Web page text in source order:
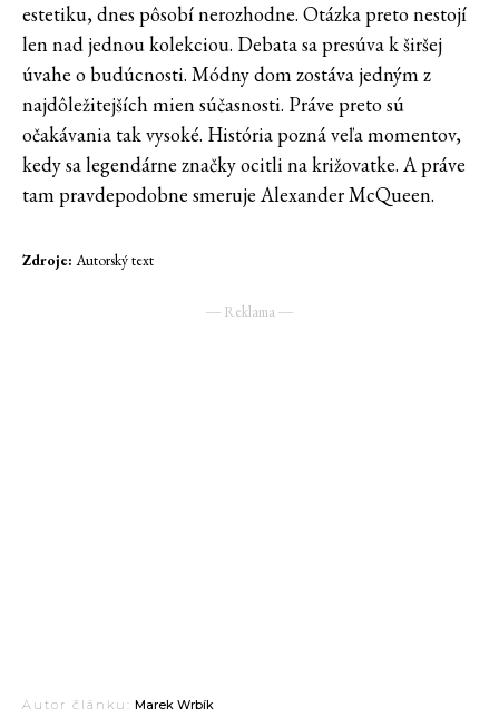
estetiku, dnes pôsobí nerozhodne. Otázka preto nestojí
len nad jednou kolekciou. Debata sa presúva k širšej
úvahe o budúcnosti. Módny dom zostáva jedným z
najdôležitejších mien súčasnosti. Práve preto sú
očakávania tak vysoké. História pozná veľa momentov,
kedy sa legendárne značky ocitli na križovatke. A práve
tam pravdepodobne smeruje Alexander McQueen.
Zdroje: Autorský text
― Reklama ―
Autor článku: Marek Wrbík